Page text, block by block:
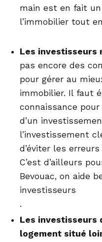
main est en fait un
l’immobilier tout
Les investisseurs
pas encore des
pour gérer au
immobilier. Il faut
connaissance
d’un
l’investissement
d’éviter les
C’est d’ailleurs
Bevouac, on aide
investisseurs
.
Les investisseurs
logement situé